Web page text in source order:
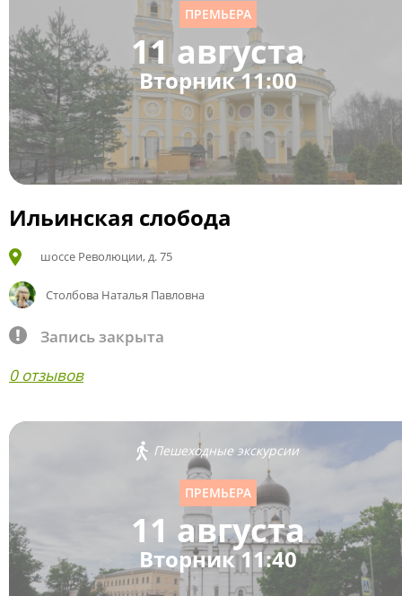
ПРЕМЬЕРА
11 августа
Вторник 11:00
Ильинская слобода
шоссе Революции, д. 75
Столбова Наталья Павловна
Запись закрыта
0 отзывов
Пешеходные экскурсии
ПРЕМЬЕРА
11 августа
Вторник 11:40